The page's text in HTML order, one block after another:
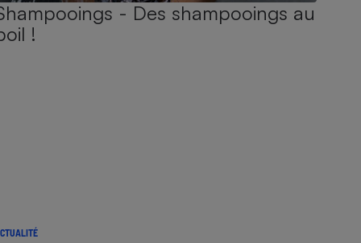
- Des shampooings au
!